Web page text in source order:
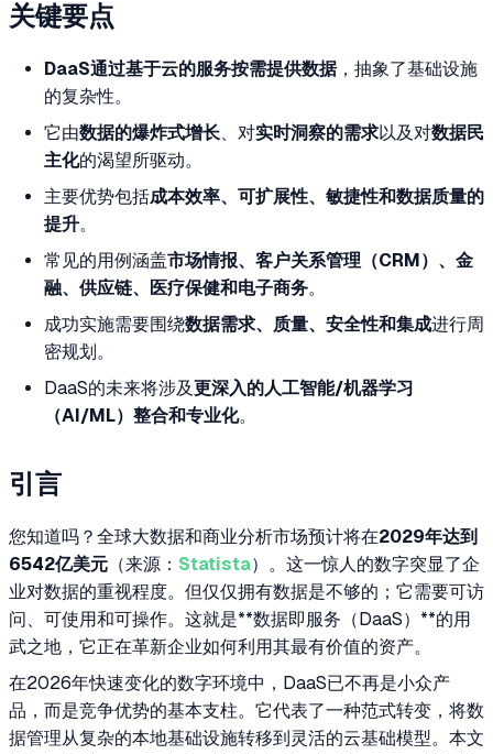
关键要点
DaaS通过基于云的服务按需提供数据，抽象了基础设施
的复杂性。
它由数据的爆炸式增长、对实时洞察的需求以及对数据民
主化的渴望所驱动。
主要优势包括成本效率、可扩展性、敏捷性和数据质量的
提升。
常见的用例涵盖市场情报、客户关系管理（CRM）、金
融、供应链、医疗保健和电子商务。
成功实施需要围绕数据需求、质量、安全性和集成进行周
密规划。
DaaS的未来将涉及更深入的人工智能/机器学习
（AI/ML）整合和专业化。
引言
您知道吗？全球大数据和商业分析市场预计将在2029年达到
6542亿美元 （来源： Statista）。这一惊人的数字突显了企
业对数据的重视程度。但仅仅拥有数据是不够的；它需要可访
问、可使用和可操作。这就是**数据即服务（DaaS）**的用
武之地，它正在革新企业如何利用其最有价值的资产。
在2026年快速变化的数字环境中，DaaS已不再是小众产
品，而是竞争优势的基本支柱。它代表了一种范式转变，将数
据管理从复杂的本地基础设施转移到灵活的云基础模型。本文